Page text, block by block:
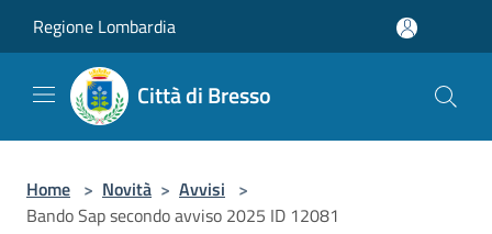
Regione Lombardia
Città di Bresso
Home > Novità > Avvisi >
Bando Sap secondo avviso 2025 ID 12081